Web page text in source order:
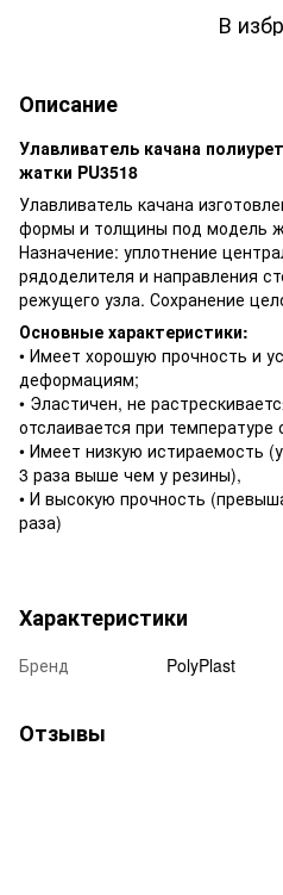
В
Описание
Улавливатель качана
жатки PU3518
Улавливатель качана
формы и толщины под модель
Назначение: уплотнение
рядоделителя и направления
режущего узла. Сохранение
Основные характеристики:
• Имеет хорошую прочность и
деформациям;
• Эластичен, не
отслаивается при температуре
• Имеет низкую истираемость
3 раза выше чем у резины),
• И высокую прочность
раза)
Характеристики
Бренд PolyPlast
Отзывы